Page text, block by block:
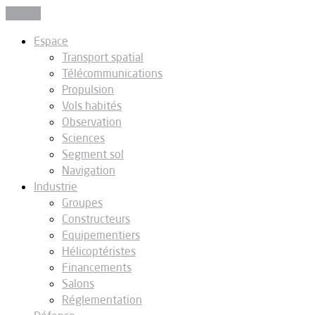
Espace
Transport spatial
Télécommunications
Propulsion
Vols habités
Observation
Sciences
Segment sol
Navigation
Industrie
Groupes
Constructeurs
Equipementiers
Hélicoptéristes
Financements
Salons
Réglementation